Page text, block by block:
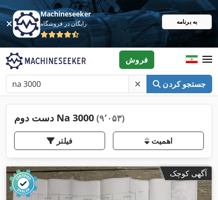
Machineseeker
رایگان در فروشگاه به برنامه
جستجو کردن
فروش
دست دوم Na 3000 (۹٬۰۵۳)
فیلتر اهمیت
آگهی کوچک